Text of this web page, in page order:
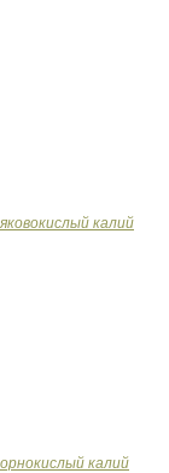
калий
калий